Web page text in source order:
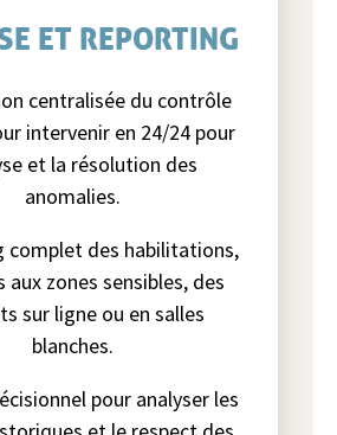
ET REPORTING
centralisée du contrôle
intervenir en 24/24 pour
et la résolution des
anomalies.
complet des habilitations,
aux zones sensibles, des
sur ligne ou en salles
blanches.
pour analyser les